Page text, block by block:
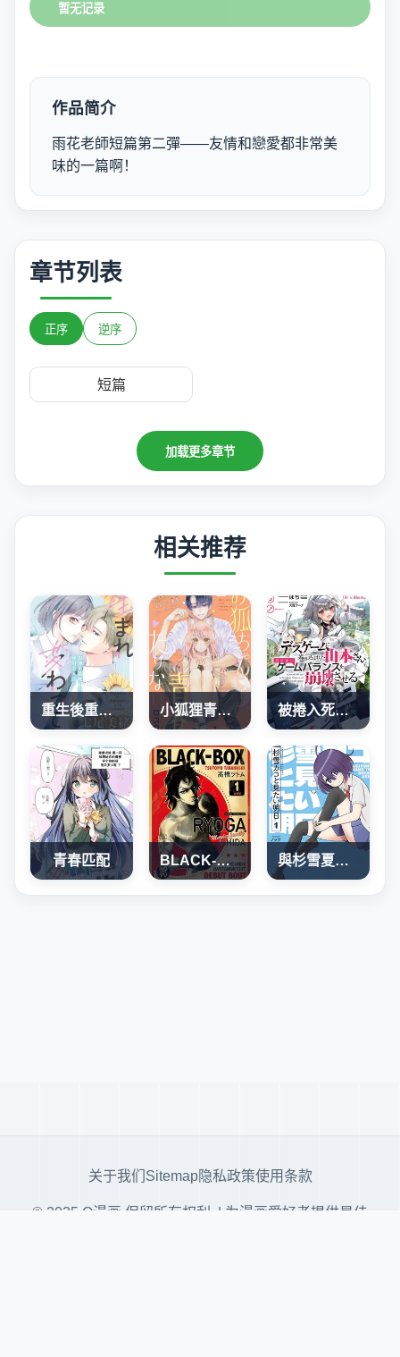
暂无记录
作品简介
雨花老師短篇第二彈——友情和戀愛都非常美
味的一篇啊！
章节列表
正序 逆序
短篇
加载更多章节
相关推荐
重生後重新開始 小狐狸青春不足 被捲入死亡遊戲的山本小姐，正隨心所欲地摧毀遊戲平衡
青春匹配 BLACK-BOX 與杉雪夏子的明天
关于我们 Sitemap隐私政策使用条款
© 2025 Q漫画 保留所有权利. | 为漫画爱好者提供最佳